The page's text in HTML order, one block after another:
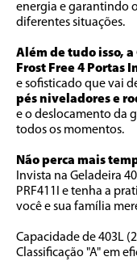
energia e garantindo
diferentes situações.
Além de tudo isso,
Frost Free 4 Portas
e sofisticado que vai
pés niveladores e
e o deslocamento da
todos os momentos.
Não perca mais
Invista na Geladeira
PRF411I e tenha a
você e sua família
Capacidade de 403L
Classificação "A" em